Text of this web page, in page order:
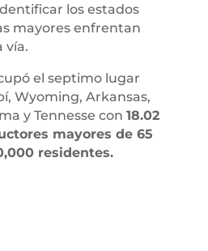
los estados
mayores enfrentan
vía.
el septimo lugar
Wyoming, Arkansas,
y Tennesse con 18.02
mayores de 65
residentes.